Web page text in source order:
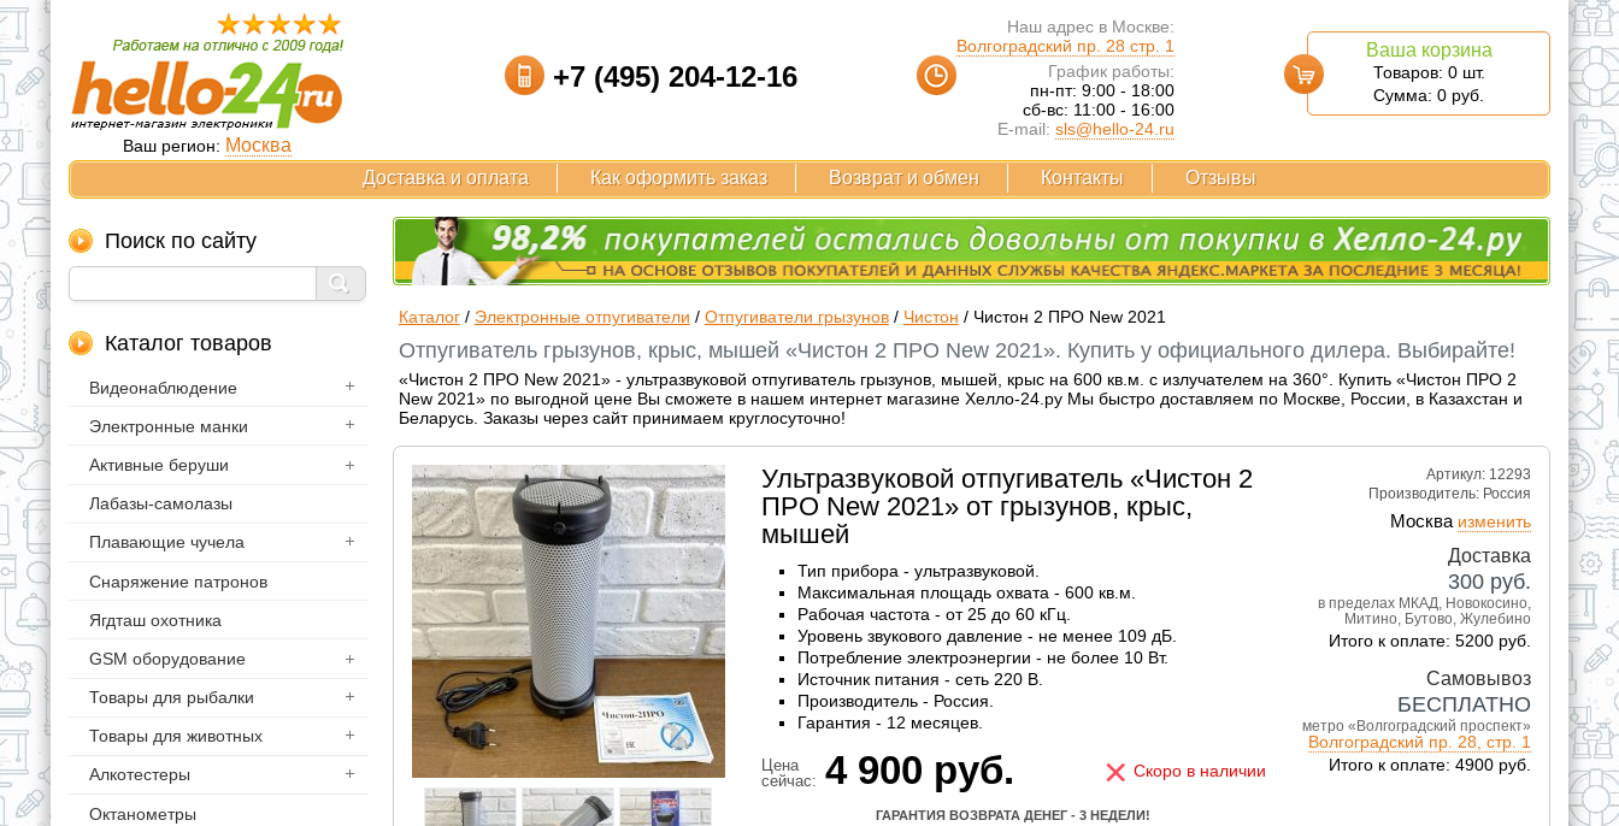
Ваш регион: Москва
+7 (495) 204-12-16
Наш адрес в Москве:
Волгоградский пр. 28 стр. 1
График работы:
пн-пт: 9:00 - 18:00
сб-вс: 11:00 - 16:00
E-mail: sls@hello-24.ru
Ваша корзина
Товаров: 0 шт.
Сумма: 0 руб.
Доставка и оплата Как оформить заказ Возврат и обмен Контакты Отзывы
Поиск по сайту
Каталог товаров
Видеонаблюдение
Электронные манки
Активные беруши
Лабазы-самолазы
Плавающие чучела
Снаряжение патронов
Ягдташ охотника
GSM оборудование
Товары для рыбалки
Товары для животных
Алкотестеры
Октанометры
Каталог/ Электронные отпугиватели / Отпугиватели грызунов/ Чистон / Чистон 2 ПРО New 2021
Отпугиватель грызунов, крыс, мышей «Чистон 2 ПРО New 2021». Купить у официального дилера. Выбирайте!
«Чистон 2 ПРО New 2021» - ультразвуковой отпугиватель грызунов, мышей, крыс на 600 кв.м. с излучателем на 360°. Купить «Чистон ПРО 2
New 2021» по выгодной цене Вы сможете в нашем интернет магазине Хелло-24.ру Мы быстро доставляем по Москве, России, в Казахстан и
Беларусь. Заказы через сайт принимаем круглосуточно!
Артикул: 12293
Производитель: Россия
Москва изменить
Доставка
300 руб.
в пределах МКАД, Новокосино,
Митино, Бутово, Жулебино
Итого к оплате: 5200 руб.
Самовывоз
БЕСПЛАТНО
метро «Волгоградский проспект»
Волгоградский пр. 28, стр. 1
Итого к оплате: 4900 руб.
Ультразвуковой отпугиватель «Чистон 2
ПРО New 2021» от грызунов, крыс,
мышей
Тип прибора - ультразвуковой.
Максимальная площадь охвата - 600 кв.м.
Рабочая частота - от 25 до 60 кГц.
Уровень звукового давление - не менее 109 дБ.
Потребление электроэнергии - не более 10 Вт.
Источник питания - сеть 220 В.
Производитель - Россия.
Гарантия - 12 месяцев.
Цена
сейчас: 4 900 руб. × Скоро в наличии
ГАРАНТИЯ ВОЗВРАТА ДЕНЕГ - 3 НЕДЕЛИ!